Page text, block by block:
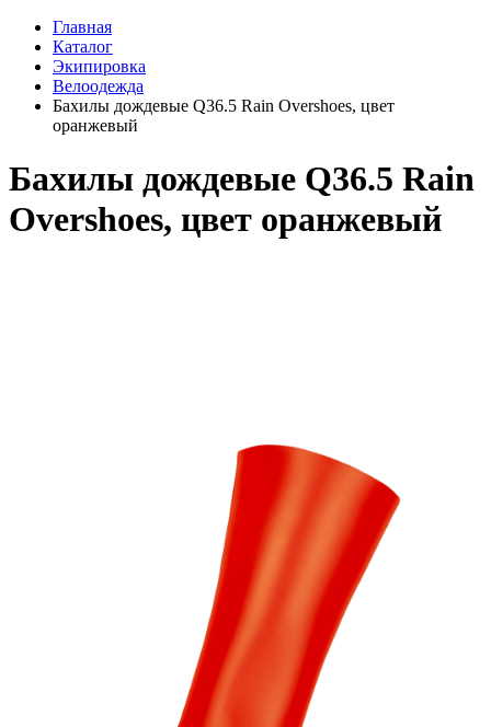
Главная
Каталог
Экипировка
Велоодежда
Бахилы дождевые Q36.5 Rain Overshoes, цвет
оранжевый
Бахилы дождевые Q36.5 Rain
Overshoes, цвет оранжевый